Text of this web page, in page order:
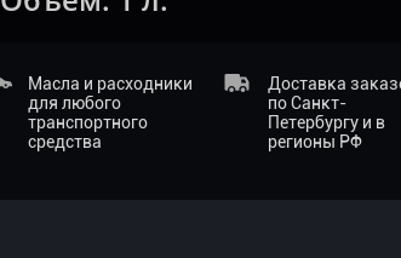
Масла и расходники
для любого
транспортного
средства
Доставка
по Санкт-
Петербургу и в
регионы РФ